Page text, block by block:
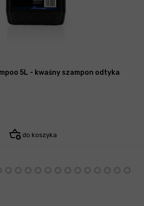
5L - kwaśny szampon odtyka
do koszyka